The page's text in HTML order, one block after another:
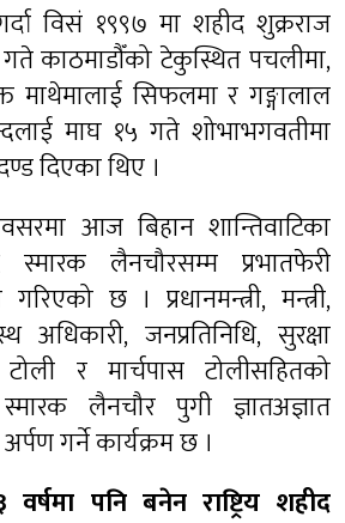
विसं १९९७ मा शहीद शुक्रराज
गते काठमाडौँको टेकुस्थित पचलीमा,
माथेमालाई सिफलमा र गङ्गालाल
माघ १५ गते शोभाभगवतीमा
दिएका थिए ।
आज बिहान शान्तिवाटिका
स्मारक लैनचौरसम्म प्रभातफेरी
छ । प्रधानमन्त्री, मन्त्री,
अधिकारी, जनप्रतिनिधि, सुरक्षा
र मार्चपास टोलीसहितको
लैनचौर पुगी ज्ञातअज्ञात
अर्पण गर्ने कार्यक्रम छ ।
पनि बनेन राष्ट्रिय शहीद